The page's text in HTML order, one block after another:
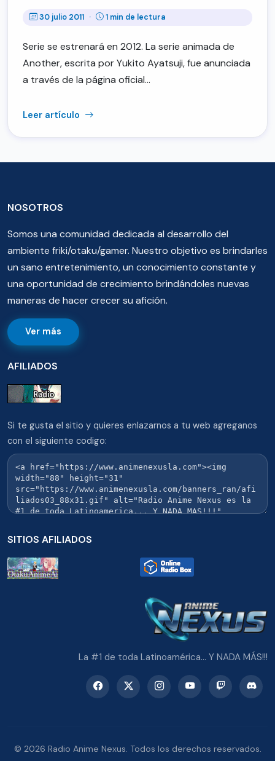
30 julio 2011 · 1 min de lectura
Serie se estrenará en 2012. La serie animada de
Another, escrita por Yukito Ayatsuji, fue anunciada
a través de la página oficial…
Leer artículo
NOSOTROS
Somos una comunidad dedicada al desarrollo del
ambiente friki/otaku/gamer. Nuestro objetivo es brindarles
un sano entretenimiento, un conocimiento constante y
una oportunidad de crecimiento brindándoles nuevas
maneras de hacer crecer su afición.
Ver más
AFILIADOS
Si te gusta el sitio y quieres enlazarnos a tu web agreganos
con el siguiente codigo:
SITIOS AFILIADOS
La #1 de toda Latinoamérica... Y NADA MÁS!!!
© 2026 Radio Anime Nexus. Todos los derechos reservados.